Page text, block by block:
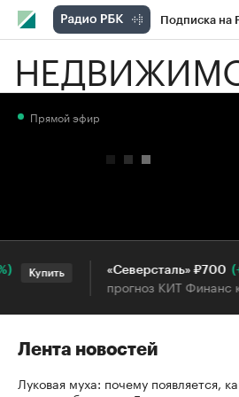
Подписка на
РБК Вино
Прямой эфир
Купить «Северсталь» ₽700
прогноз КИТ Финанс к
Лента новостей
Луковая муха: почему появляется,